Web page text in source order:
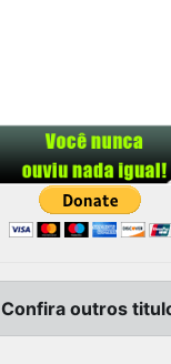
Confira outros